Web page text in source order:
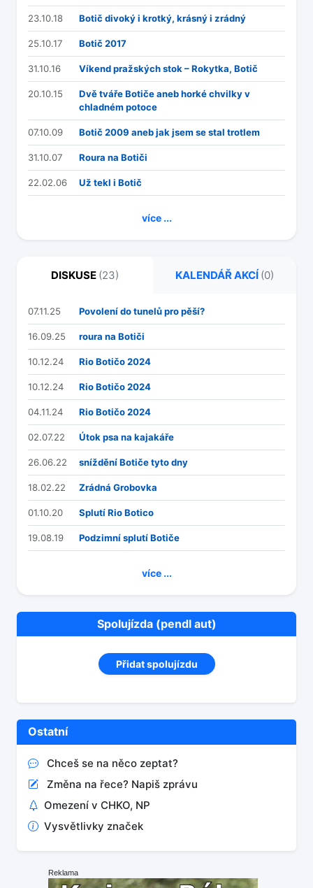
23.10.18 Botič divoký i krotký, krásný i zrádný
25.10.17 Botič 2017
31.10.16 Víkend pražských stok – Rokytka, Botič
20.10.15
Dvě tváře Botiče aneb horké chvilky v
chladném potoce
07.10.09 Botič 2009 aneb jak jsem se stal trotlem
31.10.07 Roura na Botiči
22.02.06 Už tekl i Botič
více ...
DISKUSE (23) KALENDÁŘ AKCÍ (0)
07.11.25 Povolení do tunelů pro pěší?
16.09.25 roura na Botiči
10.12.24 Rio Botičo 2024
10.12.24 Rio Botičo 2024
04.11.24 Rio Botičo 2024
02.07.22 Útok psa na kajakáře
26.06.22 sníždění Botiče tyto dny
18.02.22 Zrádná Grobovka
01.10.20 Splutí Rio Botico
19.08.19 Podzimní splutí Botiče
více ...
Spolujízda (pendl aut)
Přidat spolujízdu
Ostatní
Chceš se na něco zeptat?
Změna na řece? Napiš zprávu
Omezení v CHKO, NP
Vysvětlivky značek
Reklama